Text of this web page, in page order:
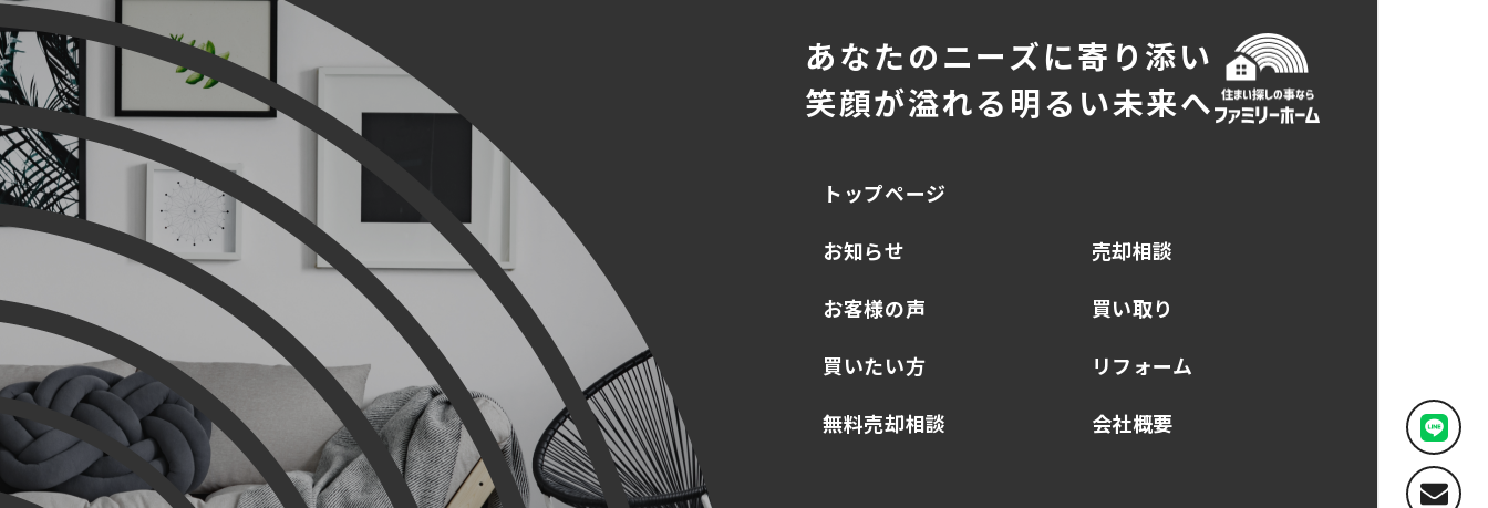
あなたのニーズに寄り添い
笑顔が溢れる明るい未来へ
トップページ
お知らせ
売却相談
お客様の声
買い取り
買いたい方
リフォーム
無料売却相談
会社概要